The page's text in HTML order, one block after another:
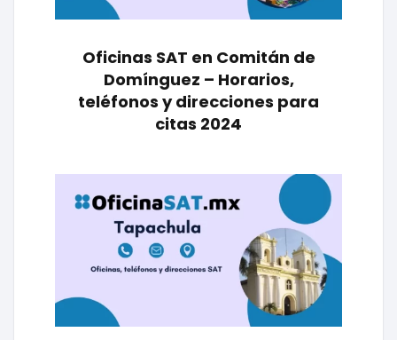
Oficinas SAT en Comitán de
Domínguez – Horarios,
teléfonos y direcciones para
citas 2024